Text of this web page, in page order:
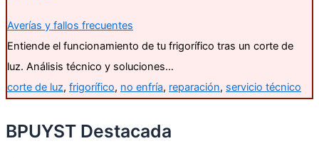
Averías y fallos frecuentes
Entiende el funcionamiento de tu frigorífico tras un corte de
luz. Análisis técnico y soluciones…
corte de luz, frigorífico, no enfría, reparación, servicio técnico
BPUYST Destacada